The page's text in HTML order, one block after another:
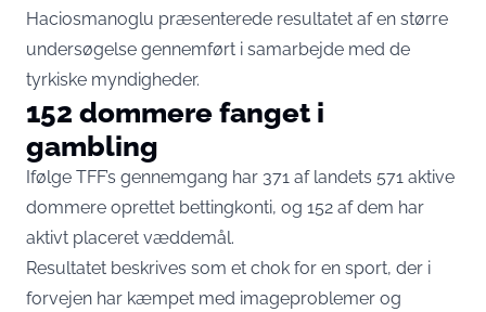
Haciosmanoglu præsenterede resultatet af en større
undersøgelse gennemført i samarbejde med de
tyrkiske myndigheder.
152 dommere fanget i
gambling
Ifølge TFF’s gennemgang har 371 af landets 571 aktive
dommere oprettet bettingkonti, og 152 af dem har
aktivt placeret væddemål.
Resultatet beskrives som et chok for en sport, der i
forvejen har kæmpet med imageproblemer og